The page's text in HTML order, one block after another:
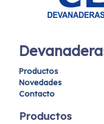
Productos
Novedades
Contacto
Productos